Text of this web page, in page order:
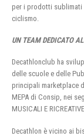
per i prodotti sublimati
ciclismo.
UN TEAM DEDICATO
Decathlonclub ha
delle scuole e delle
principali marketplace
MEPA di Consip, nei
MUSICALI E RICREATIVE
Decathlon è vicino ai